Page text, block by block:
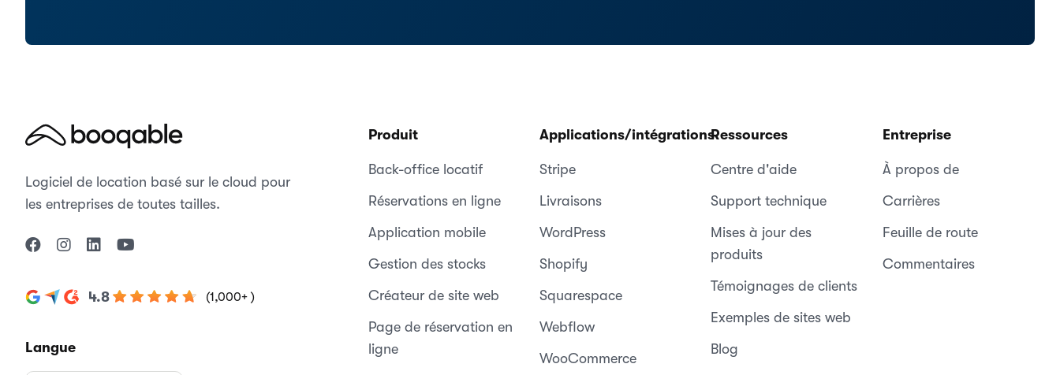
Logiciel de location basé sur le cloud pour
les entreprises de toutes tailles.
4.8 (1,000+ )
Langue
Produit
Back-office locatif
Réservations en ligne
Application mobile
Gestion des stocks
Créateur de site web
Page de réservation en
ligne
Applications/intégrations
Stripe
Livraisons
WordPress
Shopify
Squarespace
Webflow
WooCommerce
Ressources
Centre d'aide
Support technique
Mises à jour des
produits
Témoignages de clients
Exemples de sites web
Blog
Entreprise
À propos de
Carrières
Feuille de route
Commentaires